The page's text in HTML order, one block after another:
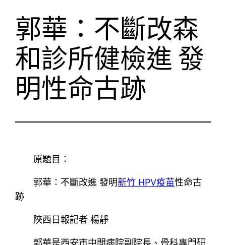
郭華：不斷改森
和診所健檢進 發
明性命古跡
原題目：
郭華：不斷改進 發明新竹 HPV疫苗性命古
跡
陜西日報記者 楊靜
郭華是西安市中間病院副院長、骨科專門研